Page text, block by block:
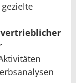
vertrieblicher